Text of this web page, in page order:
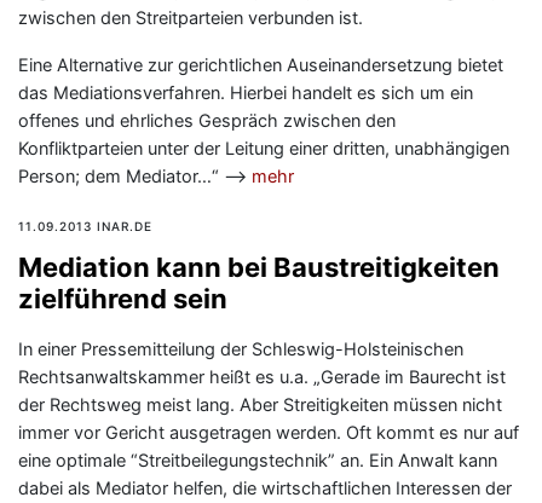
zwischen den Streitparteien verbunden ist.
Eine Alternative zur gerichtlichen Auseinandersetzung bietet
das Mediationsverfahren. Hierbei handelt es sich um ein
offenes und ehrliches Gespräch zwischen den
Konfliktparteien unter der Leitung einer dritten, unabhängigen
Person; dem Mediator…“ —> mehr
11.09.2013 INAR.DE
Mediation kann bei Baustreitigkeiten
zielführend sein
In einer Pressemitteilung der Schleswig-Holsteinischen
Rechtsanwaltskammer heißt es u.a. „Gerade im Baurecht ist
der Rechtsweg meist lang. Aber Streitigkeiten müssen nicht
immer vor Gericht ausgetragen werden. Oft kommt es nur auf
eine optimale “Streitbeilegungstechnik” an. Ein Anwalt kann
dabei als Mediator helfen, die wirtschaftlichen Interessen der